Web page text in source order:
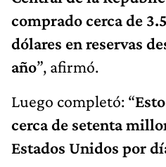
comprado cerca de
dólares en reservas
año”, afirmó.
Luego completó: “
cerca de setenta
Estados Unidos por